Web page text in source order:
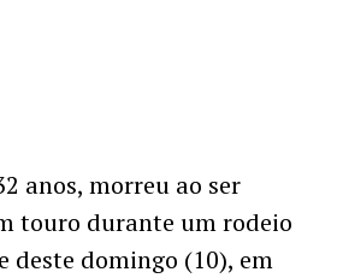
anos, morreu ao ser
touro durante um rodeio
deste domingo (10), em